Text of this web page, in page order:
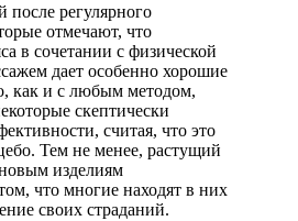
регулярного
отмечают, что
в сочетании с физической
дает особенно хорошие
как и с любым методом,
скептически
считая, что это
Тем не менее, растущий
изделиям
что многие находят в них
своих страданий.